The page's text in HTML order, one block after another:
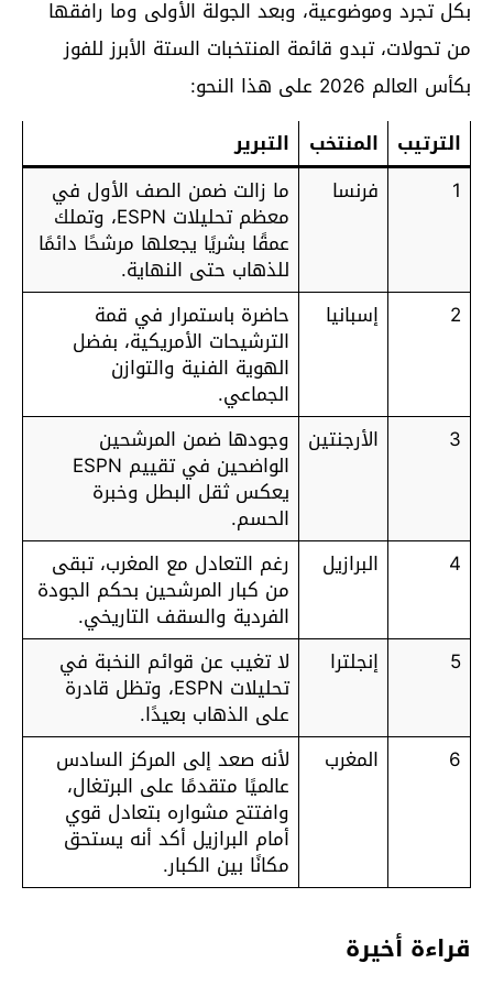
بكل تجرد وموضوعية، وبعد الجولة الأولى وما رافقها
من تحولات، تبدو قائمة المنتخبات الستة الأبرز للفوز
بكأس العالم 2026 على هذا النحو:
الترتيب المنتخب
التبرير
1
فرنسا ما زالت ضمن الصف الأول في
معظم تحليلات ESPN، وتملك
عمقًا بشريًا يجعلها مرشحًا دائمًا
للذهاب حتى النهاية.
2
إسبانيا حاضرة باستمرار في قمة
الترشيحات الأمريكية، بفضل
الهوية الفنية والتوازن
الجماعي.
3
الأرجنتين وجودها ضمن المرشحين
الواضحين في تقييم ESPN
يعكس ثقل البطل وخبرة
الحسم.
4
البرازيل رغم التعادل مع المغرب، تبقى
من كبار المرشحين بحكم الجودة
الفردية والسقف التاريخي.
5
إنجلترا لا تغيب عن قوائم النخبة في
تحليلات ESPN، وتظل قادرة
على الذهاب بعيدًا.
6
المغرب لأنه صعد إلى المركز السادس
عالميًا متقدمًا على البرتغال،
وافتتح مشواره بتعادل قوي
أمام البرازيل أكد أنه يستحق
مكانًا بين الكبار.
قراءة أخيرة